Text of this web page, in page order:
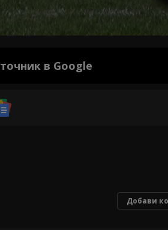
в Google
Добави